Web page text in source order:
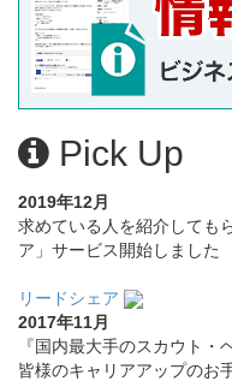
Pick Up
2019年12月
求めている人を紹介しても
ア」サービス開始しました
リードシェア
2017年11月
『国内最大手のスカウト・
皆様のキャリアアップのお